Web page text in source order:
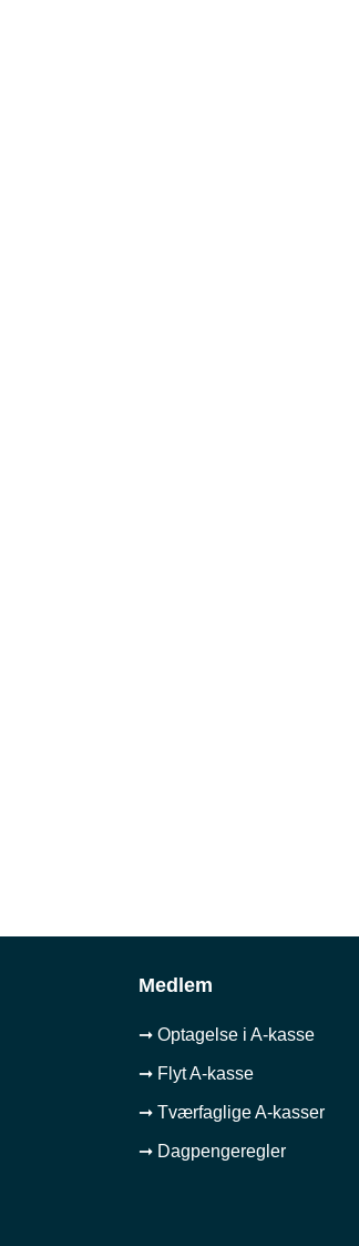
Medlem
➞ Optagelse i A-kasse
➞ Flyt A-kasse
➞ Tværfaglige A-kasser
➞ Dagpengeregler